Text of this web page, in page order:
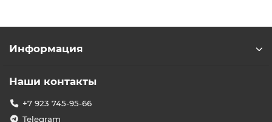
Информация
Наши контакты
+7 923 745-95-66
Telegram